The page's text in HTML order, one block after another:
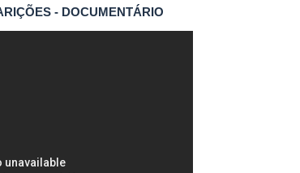
- DOCUMENTÁRIO